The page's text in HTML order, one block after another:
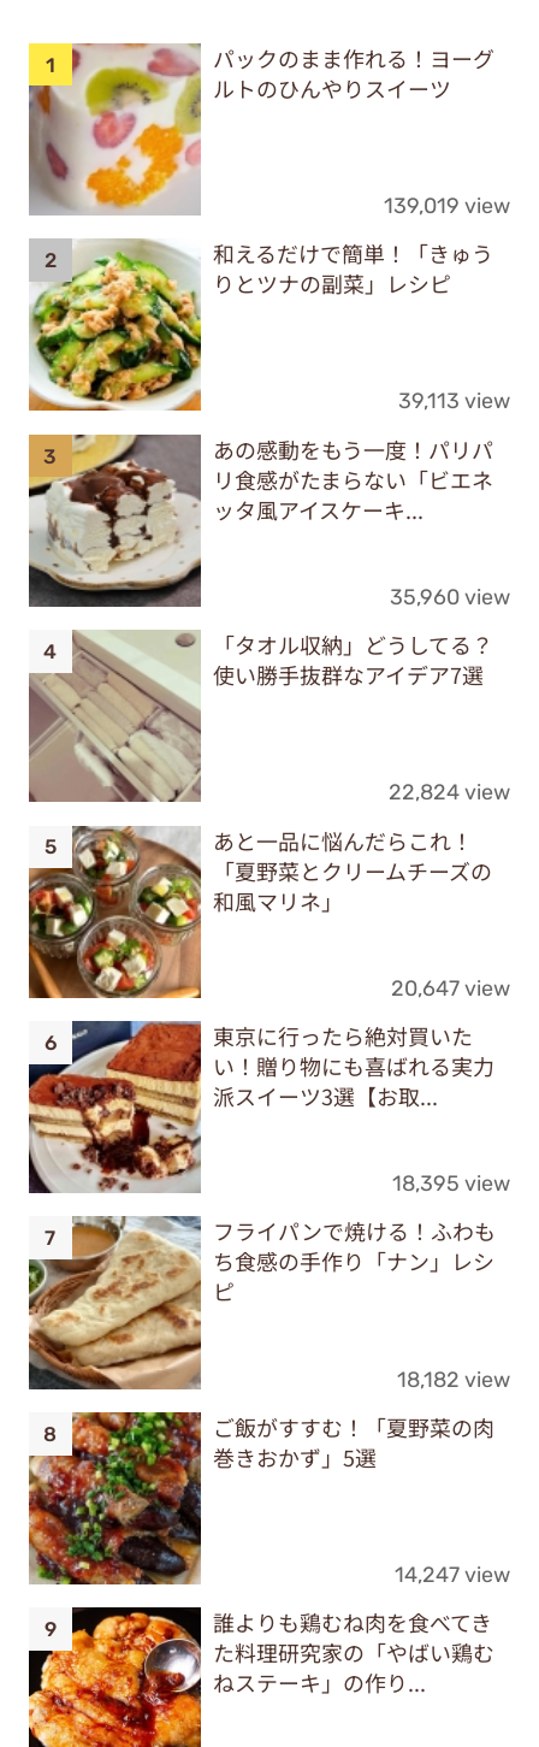
パックのまま作れる！ヨーグ
ルトのひんやりスイーツ
139,019 view
和えるだけで簡単！「きゅう
りとツナの副菜」レシピ
39,113 view
あの感動をもう一度！パリパ
リ食感がたまらない「ビエネ
ッタ風アイスケーキ...
35,960 view
「タオル収納」どうしてる？
使い勝手抜群なアイデア7選
22,824 view
あと一品に悩んだらこれ！
「夏野菜とクリームチーズの
和風マリネ」
20,647 view
東京に行ったら絶対買いた
い！贈り物にも喜ばれる実力
派スイーツ3選【お取...
18,395 view
フライパンで焼ける！ふわも
ち食感の手作り「ナン」レシ
ピ
18,182 view
ご飯がすすむ！「夏野菜の肉
巻きおかず」5選
14,247 view
誰よりも鶏むね肉を食べてき
た料理研究家の「やばい鶏む
ねステーキ」の作り...